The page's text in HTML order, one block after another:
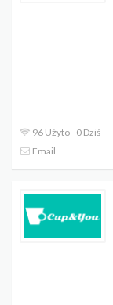
96 Użyto - 0 Dziś
Email